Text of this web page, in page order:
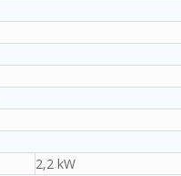
2,2 kW